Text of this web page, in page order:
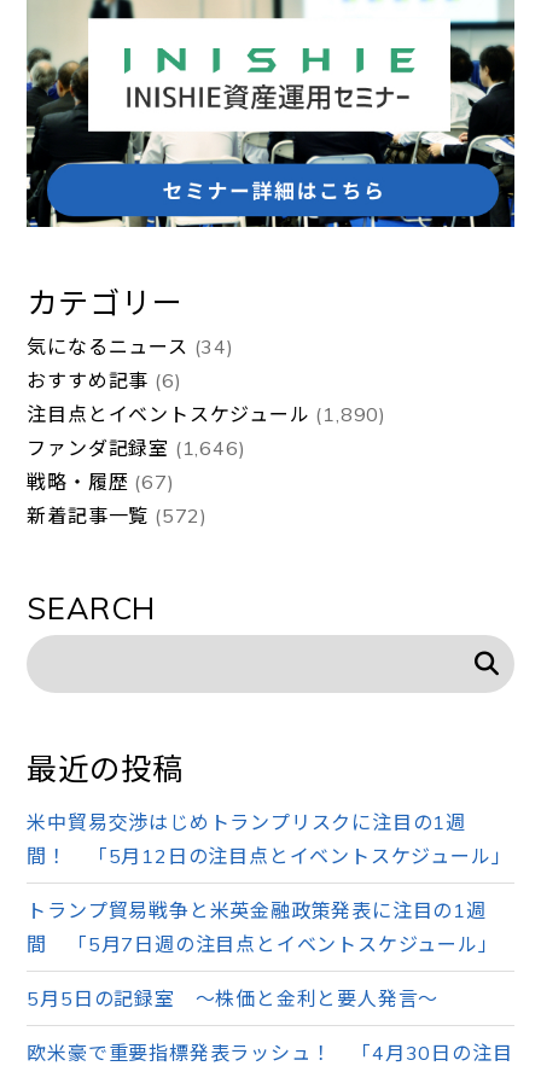
カテゴリー
気になるニュース (34)
おすすめ記事 (6)
注目点とイベントスケジュール (1,890)
ファンダ記録室 (1,646)
戦略・履歴 (67)
新着記事一覧 (572)
SEARCH
最近の投稿
米中貿易交渉はじめトランプリスクに注目の1週
間！ 「5月12日の注目点とイベントスケジュール」
トランプ貿易戦争と米英金融政策発表に注目の1週
間 「5月7日週の注目点とイベントスケジュール」
5月5日の記録室 ～株価と金利と要人発言～
欧米豪で重要指標発表ラッシュ！ 「4月30日の注目